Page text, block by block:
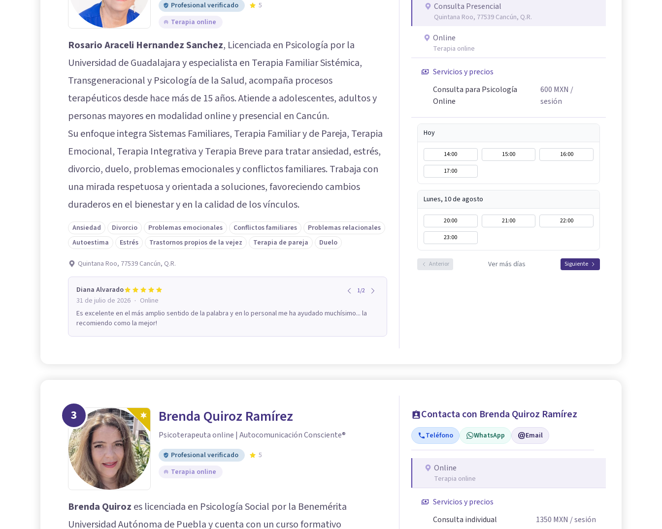
Profesional verificado
5
Terapia online
Rosario Araceli Hernandez Sanchez, Licenciada en Psicología por la
Universidad de Guadalajara y especialista en Terapia Familiar Sistémica,
Transgeneracional y Psicología de la Salud, acompaña procesos
terapéuticos desde hace más de 15 años. Atiende a adolescentes, adultos y
personas mayores en modalidad online y presencial en Cancún.
Su enfoque integra Sistemas Familiares, Terapia Familiar y de Pareja, Terapia
Emocional, Terapia Integrativa y Terapia Breve para tratar ansiedad, estrés,
divorcio, duelo, problemas emocionales y conflictos familiares. Trabaja con
una mirada respetuosa y orientada a soluciones, favoreciendo cambios
duraderos en el bienestar y en la calidad de los vínculos.
Ansiedad Divorcio Problemas emocionales Conflictos familiares
Problemas relacionales
Autoestima
Estrés Trastornos propios de la vejez Terapia de pareja Duelo
Quintana Roo, 77539 Cancún, Q.R.
Diana Alvarado 1/2
31 de julio de 2026 · Online
Es excelente en el más amplio sentido de la palabra y en lo personal me ha ayudado muchísimo... la
recomiendo como la mejor!
Consulta Presencial
Quintana Roo, 77539 Cancún, Q.R.
Online
Terapia online
Servicios y precios
Consulta para Psicología
Online
600 MXN /
sesión
Hoy
14:00 15:00
16:00
17:00
Lunes, 10 de agosto
20:00 21:00
22:00
23:00
Anterior Ver más días Siguiente
3 Brenda Quiroz Ramírez
Psicoterapeuta online | Autocomunicación Consciente®
Profesional verificado
5
Terapia online
Brenda Quiroz es licenciada en Psicología Social por la Benemérita
Universidad Autónoma de Puebla y cuenta con un curso formativo
Contacta con Brenda Quiroz Ramírez
Teléfono WhatsApp Email
Online
Terapia online
Servicios y precios
Consulta individual
1350 MXN / sesión